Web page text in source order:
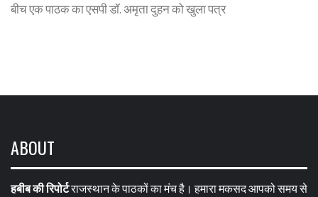
बीच एक पाठक का एसपी डॉ. अमृता दुहन को खुला पत्र
ABOUT
हबीब की रिपोर्टराजस्थान के पाठकों का मंच है। हमारा मकसद आपको समय से